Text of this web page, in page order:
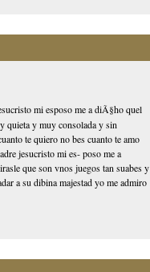
mi esposo me a diÃ§ho quel
quieta y muy consolada y sin
te quiero no bes cuanto te amo
jesucristo mi es- poso me a
que son vnos juegos tan suabes y
a su dibina majestad yo me admiro